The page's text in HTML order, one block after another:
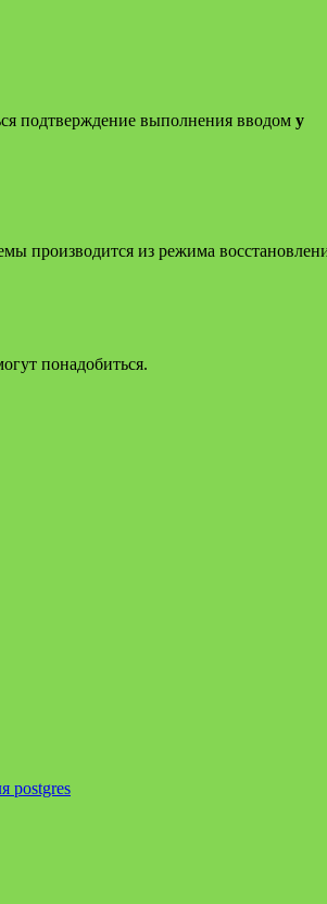
подтверждение выполнения вводом y
производится из режима
понадобиться.
postgres